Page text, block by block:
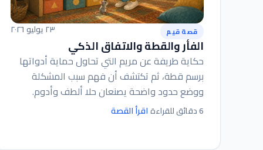
قصة قيم ٢٣ يوليو ٢٠٢٦
الفأر والقطة والاتفاق الذكي
حكاية طريفة عن مريم التي تحاول حماية أدواتها
برسم قطة، ثم تكتشف أن فهم سبب المشكلة
ووضع حدود واضحة يصنعان حلا ألطف وأدوم.
6 دقائق للقراءة اقرأ القصة